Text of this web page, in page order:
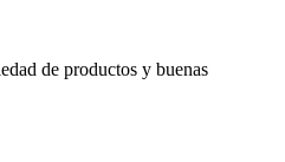
de productos y buenas